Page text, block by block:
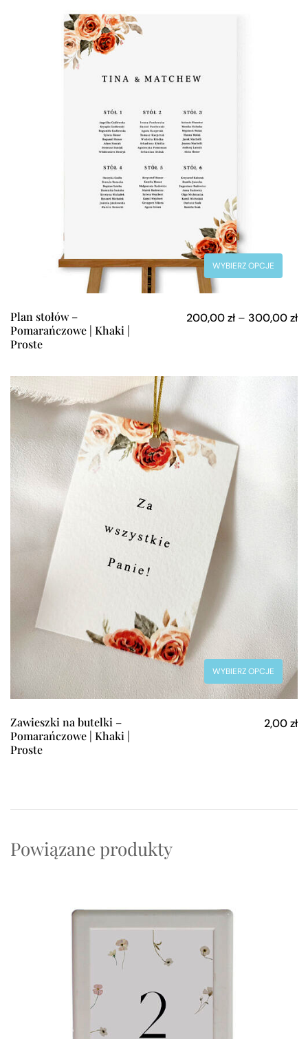
WYBIERZ OPCJE
Plan stołów –
Pomarańczowe | Khaki |
Proste
200,00zł – 300,00zł
WYBIERZ OPCJE
Zawieszki na butelki –
Pomarańczowe | Khaki |
Proste
2,00zł
Powiązane produkty